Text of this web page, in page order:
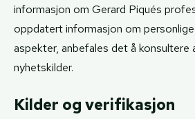
informasjon om Gerard Piqués
oppdatert informasjon om
aspekter, anbefales det å konsultere
nyhetskilder.
Kilder og verifikasjon